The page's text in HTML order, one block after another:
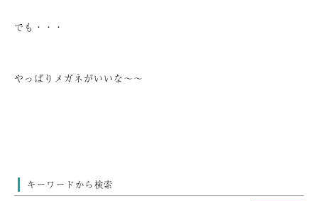
でも・・・
やっぱりメガネがいいな～～
キーワードから検索